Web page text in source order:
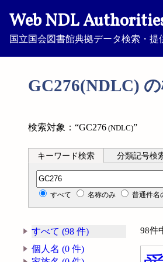
Web NDL
国立国会図書館典拠データ検索・提
GC276(NDLC)
検索対象：“GC276 (NDLC)”
キーワード検索 分類記号検
分類記号検索
すべて 名称のみ 普通件名
すべて (98 件)
個人名 (0 件)
98件